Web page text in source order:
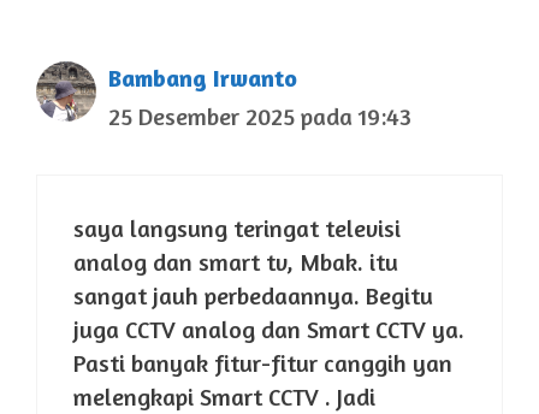
Bambang Irwanto
25 Desember 2025 pada 19:43
saya langsung teringat televisi
analog dan smart tv, Mbak. itu
sangat jauh perbedaannya. Begitu
juga CCTV analog dan Smart CCTV ya.
Pasti banyak fitur-fitur canggih yan
melengkapi Smart CCTV . Jadi